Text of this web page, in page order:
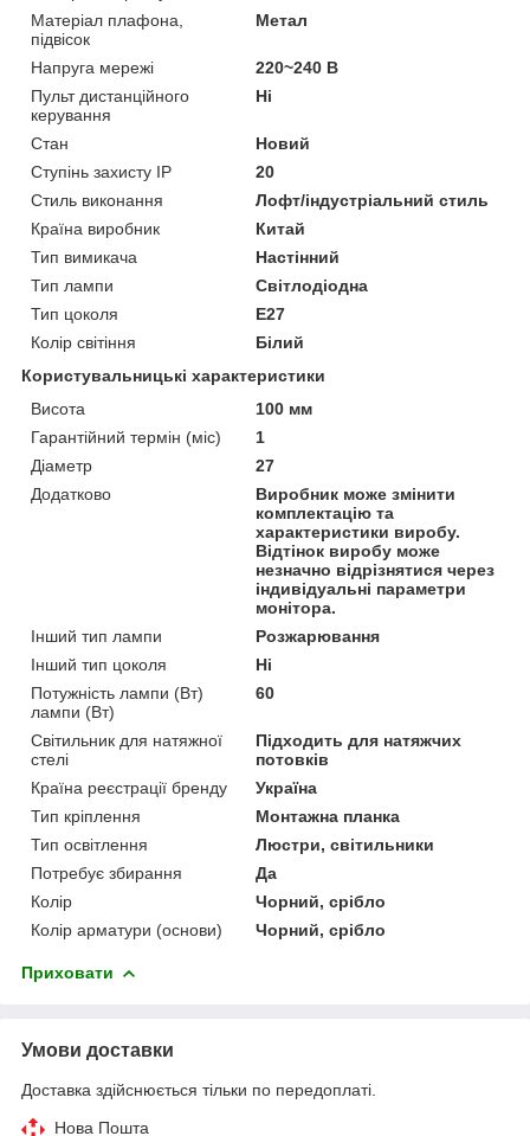
Матеріал плафона,
підвісок
Метал
Напруга мережі
220~240 В
Пульт дистанційного
керування
Ні
Стан
Новий
Ступінь захисту IP
20
Стиль виконання
Лофт/індустріальний стиль
Країна виробник
Китай
Тип вимикача
Настінний
Тип лампи
Світлодіодна
Тип цоколя
E27
Колір світіння
Білий
Користувальницькі характеристики
Висота
100 мм
Гарантійний термін (міс)
1
Діаметр
27
Додатково
Виробник може змінити
комплектацію та
характеристики виробу.
Відтінок виробу може
незначно відрізнятися через
індивідуальні параметри
монітора.
Інший тип лампи
Розжарювання
Інший тип цоколя
Ні
Потужність лампи (Вт)
лампи (Вт)
60
Світильник для натяжної
стелі
Підходить для натяжчих
потовків
Країна реєстрації бренду
Україна
Тип кріплення
Монтажна планка
Тип освітлення
Люстри, світильники
Потребує збирання
Да
Колір
Чорний, срібло
Колір арматури (основи)
Чорний, срібло
Приховати
Умови доставки
Доставка здійснюється тільки по передоплаті.
Нова Пошта